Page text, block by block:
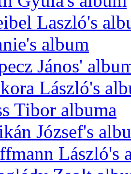
Laszló's
album
János'
László's
Tibor albuma
József's
László's